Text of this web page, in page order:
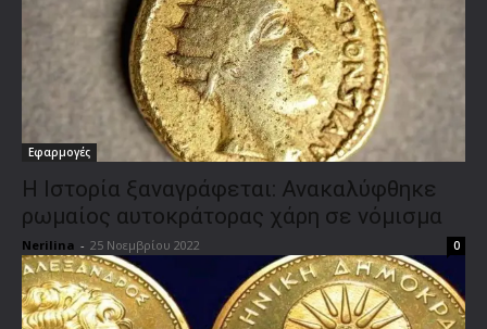
Εφαρμογές
H Ιστορία ξαναγράφεται: Ανακαλύφθηκε
ρωμαίος αυτοκράτορας χάρη σε νόμισμα
Nerilina - 25 Νοεμβρίου 2022 0